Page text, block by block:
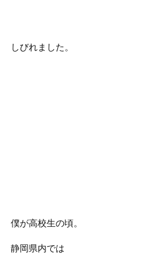
しびれました。
僕が高校生の頃。
静岡県内では